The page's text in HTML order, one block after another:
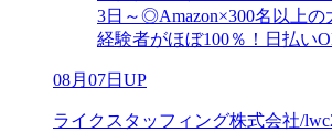
3日～◎Amazon×300名以上の
経験者がほぼ100％！日払い
08月07日UP
ライクスタッフィング株式会社/